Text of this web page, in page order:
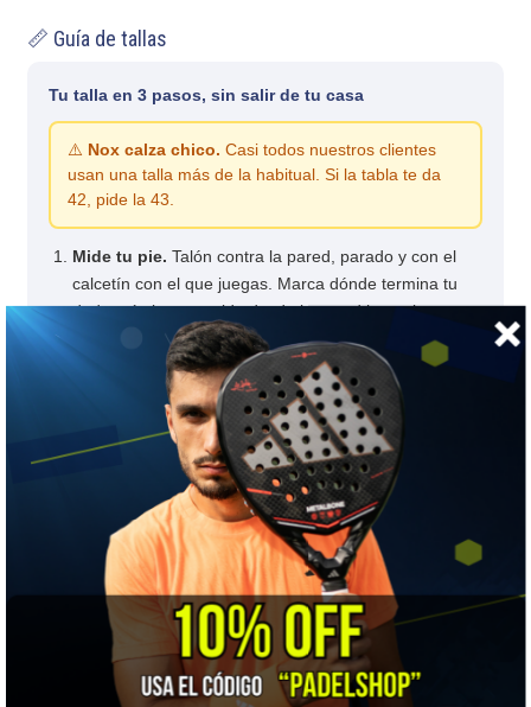
📏 Guía de tallas
Tu talla en 3 pasos, sin salir de tu casa
⚠️ Nox calza chico. Casi todos nuestros clientes
usan una talla más de la habitual. Si la tabla te da
42, pide la 43.
Mide tu pie. Talón contra la pared, parado y con el
calcetín con el que juegas. Marca dónde termina tu
dedo más largo y mide desde la pared hasta la
Busca esos centímetros
en la columnacm
. Esa fila
es tu talla de referencia; si quedas entre dos, toma la
Suma una talla: Nox calza chico.
US cm
36 5 23,3
37 5,5 24,0
6
39